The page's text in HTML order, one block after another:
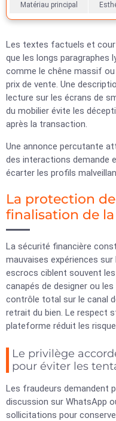
Matériau principal
Les textes factuels et
que les longs paragraphes
comme le chêne massif
prix de vente. Une
lecture sur les écrans de
du mobilier évite les
après la transaction.
Une annonce percutante
des interactions demande
écarter les profils
La protection
finalisation de
La sécurité financière
mauvaises expériences
escrocs ciblent souvent
canapés de designer ou
contrôle total sur le canal
retrait du bien. Le respect
plateforme réduit les
Le privilège
pour éviter les
Les fraudeurs demandent
discussion sur WhatsApp
sollicitations pour